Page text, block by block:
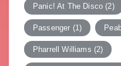
Panic! At The Disco (2)
Passenger (1)
Pharrell Williams (2)